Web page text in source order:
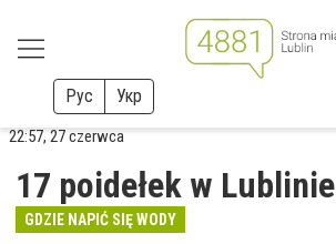
Рус Укр
22:57, 27 czerwca
17 poidełek w Lublinie
GDZIE NAPIĆ SIĘ WODY